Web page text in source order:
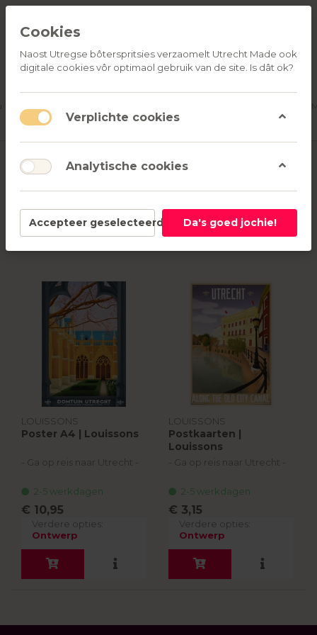
PRODUCTEN
RELATIEGESCHENKEN
ONS
Louissons
1-2van2
LOUISSONS
Poster A4 | Louissons
- Ga op reis naar Utrecht -
tekenen elke afbeelding
van een Utrechts
stadsgezicht met de hand
of digitaal en laten zich i...
2-5 werkdagen
€ 10,95
Verdere opties:
Ontwerp
LOUISSONS
Postkaarten |
Louissons
- Ga op reis naar Utrecht -
tekenen elke afbeelding
van een Utrechts
stadsgezicht met de hand
of digitaal en laten zich i...
2-5 werkdagen
€ 3,15
Verdere opties:
Ontwerp
Cookies
Naost Utregse bôterspritsies verzaomelt Utrecht Made ook
digitale cookies vôr optimaol gebruik van de site. Is dât ok?
Verplichte cookies
Analytische cookies
Accepteer geselecteerd Da's goed jochie!